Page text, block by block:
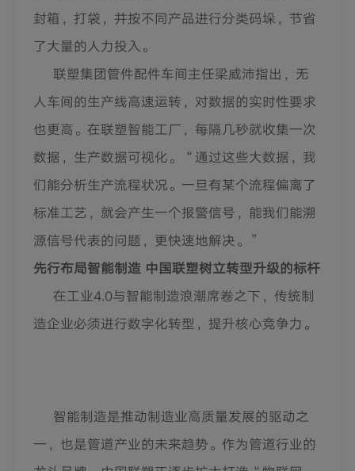
封箱，打袋，并按不同产品进行分类码垛，节省
了大量的人力投入。
联塑集团管件配件车间主任梁威沛指出，无
人车间的生产线高速运转，对数据的实时性要求
也更高。在联塑智能工厂，每隔几秒就收集一次
数据，生产数据可视化。“通过这些大数据，我
们能分析生产流程状况。一旦有某个流程偏离了
标准工艺，就会产生一个报警信号，能我们能溯
源信号代表的问题，更快速地解决。”
先行布局智能制造 中国联塑树立转型升级的标杆
在工业4.0与智能制造浪潮席卷之下，传统制
造企业必须进行数字化转型，提升核心竞争力。
智能制造是推动制造业高质量发展的驱动之
一，也是管道产业的未来趋势。作为管道行业的